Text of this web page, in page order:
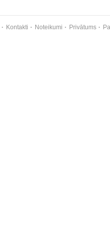
Kontakti Noteikumi Privātums